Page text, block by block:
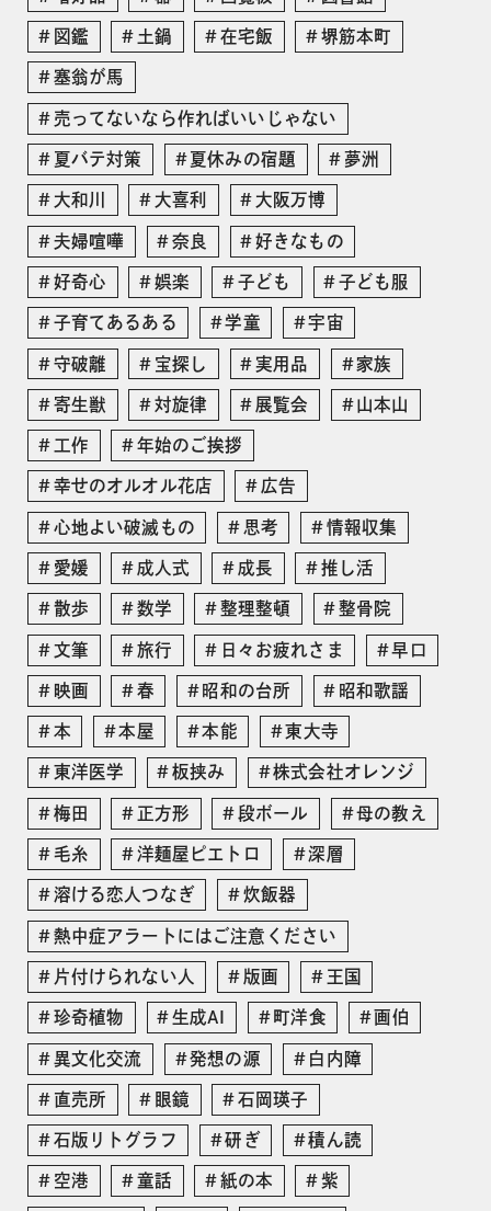
図鑑 土鍋 在宅飯 堺筋本町
塞翁が馬
売ってないなら作ればいいじゃない
夏バテ対策 夏休みの宿題 夢洲
大和川 大喜利 大阪万博
夫婦喧嘩 奈良 好きなもの
好奇心 娯楽 子ども 子ども服
子育てあるある 学童 宇宙
守破離 宝探し 実用品 家族
寄生獣 対旋律 展覧会 山本山
工作 年始のご挨拶
幸せのオルオル花店 広告
心地よい破滅もの 思考 情報収集
愛媛 成人式 成長 推し活
散歩 数学 整理整頓 整骨院
文筆 旅行 日々お疲れさま 早口
映画 春 昭和の台所 昭和歌謡
本 本屋 本能 東大寺
東洋医学 板挟み 株式会社オレンジ
梅田 正方形 段ボール 母の教え
毛糸 洋麺屋ピエトロ 深層
溶ける恋人つなぎ 炊飯器
熱中症アラートにはご注意ください
片付けられない人 版画 王国
珍奇植物 生成AI 町洋食 画伯
異文化交流 発想の源 白内障
直売所 眼鏡 石岡瑛子
石版リトグラフ 研ぎ 積ん読
空港 童話 紙の本 紫